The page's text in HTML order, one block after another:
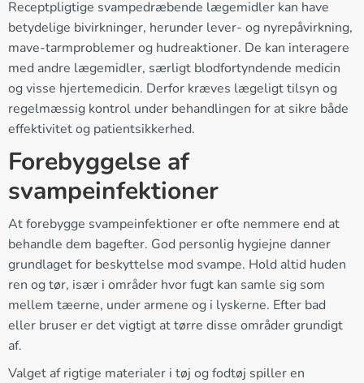
Receptpligtige svampedræbende lægemidler kan have
betydelige bivirkninger, herunder lever- og nyrepåvirkning,
mave-tarmproblemer og hudreaktioner. De kan interagere
med andre lægemidler, særligt blodfortyndende medicin
og visse hjertemedicin. Derfor kræves lægeligt tilsyn og
regelmæssig kontrol under behandlingen for at sikre både
effektivitet og patientsikkerhed.
Forebyggelse af
svampeinfektioner
At forebygge svampeinfektioner er ofte nemmere end at
behandle dem bagefter. God personlig hygiejne danner
grundlaget for beskyttelse mod svampe. Hold altid huden
ren og tør, især i områder hvor fugt kan samle sig som
mellem tæerne, under armene og i lyskerne. Efter bad
eller bruser er det vigtigt at tørre disse områder grundigt
af.
Valget af rigtige materialer i tøj og fodtøj spiller en